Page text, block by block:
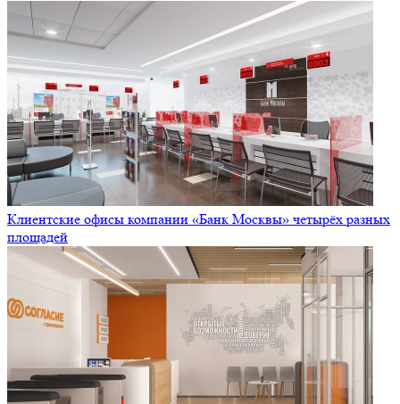
Клиентские офисы компании «Банк Москвы» четырёх разных
площадей